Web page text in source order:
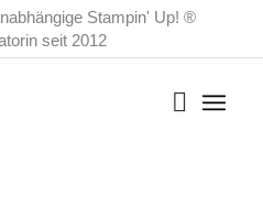
Stampin' Up! ®
seit 2012